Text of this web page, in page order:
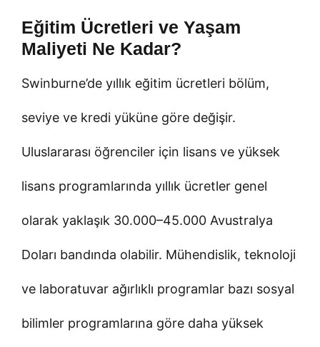
Eğitim Ücretleri ve Yaşam
Maliyeti Ne Kadar?
Swinburne’de yıllık eğitim ücretleri bölüm,
seviye ve kredi yüküne göre değişir.
Uluslararası öğrenciler için lisans ve yüksek
lisans programlarında yıllık ücretler genel
olarak yaklaşık 30.000–45.000 Avustralya
Doları bandında olabilir. Mühendislik, teknoloji
ve laboratuvar ağırlıklı programlar bazı sosyal
bilimler programlarına göre daha yüksek